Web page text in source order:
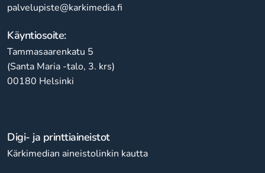
palvelupiste@karkimedia.fi
Käyntiosoite:
Tammasaarenkatu 5
(Santa Maria -talo, 3. krs)
00180 Helsinki
Digi- ja printtiaineistot
Kärkimedian aineistolinkin kautta